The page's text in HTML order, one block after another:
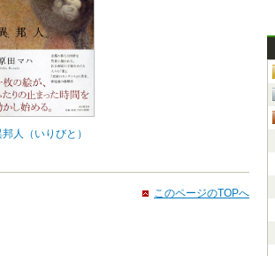
邦人（いりびと）
このページのTOPへ